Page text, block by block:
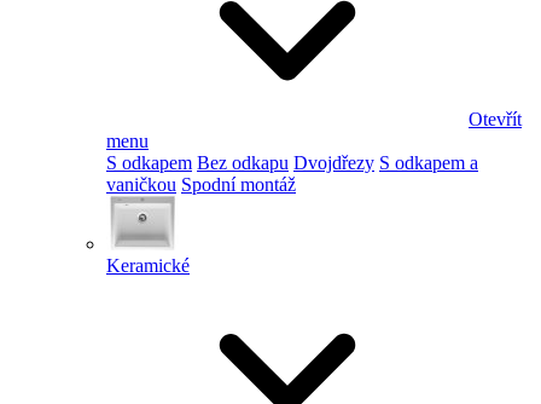
Otevřít
menu
S odkapem Bez odkapu Dvojdřezy S odkapem a
vaničkou Spodní montáž
Keramické